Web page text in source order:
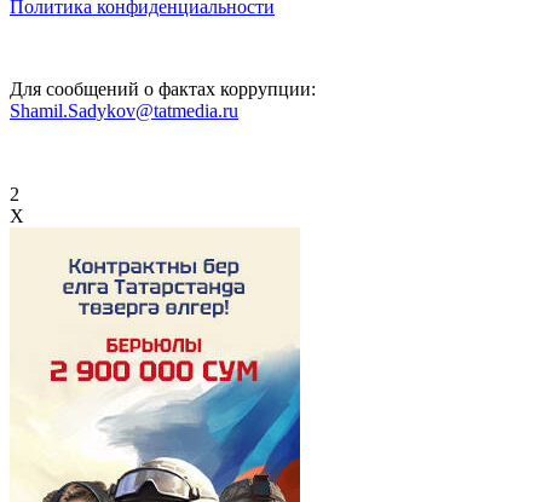
Политика конфиденциальности
Для сообщений о фактах коррупции:
Shamil.Sadykov@tatmedia.ru
2
X